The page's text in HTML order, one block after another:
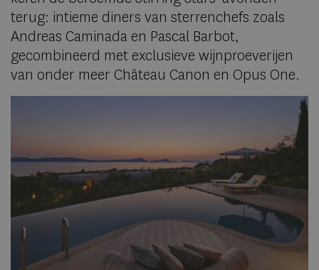
terug: intieme diners van sterrenchefs zoals
Andreas Caminada en Pascal Barbot,
gecombineerd met exclusieve wijnproeverijen
van onder meer Château Canon en Opus One.